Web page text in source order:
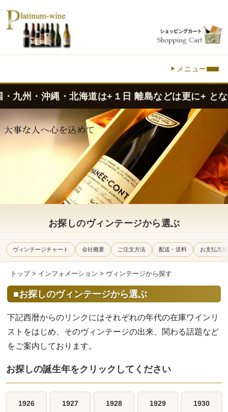
メニュー
沖縄・北海道は+１日 離島などは更に+ となりま
お探しのヴィンテージから選ぶ
ヴィンテージチャート 会社概要 ご注文方法 配送・送料 お支払方法
トップ> インフォメーション > ヴィンテージから探す
■お探しのヴィンテージから選ぶ
下記西暦からのリンクにはそれぞれの年代の在庫ワインリ
ストをはじめ、そのヴィンテージの出来、関わる話題など
をご案内しております。
お探しの誕生年をクリックしてください
1926 1927 1928 1929 1930